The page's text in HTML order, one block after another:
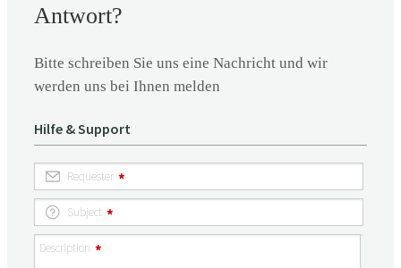
Antwort?
Bitte schreiben Sie uns eine Nachricht und wir
werden uns bei Ihnen melden